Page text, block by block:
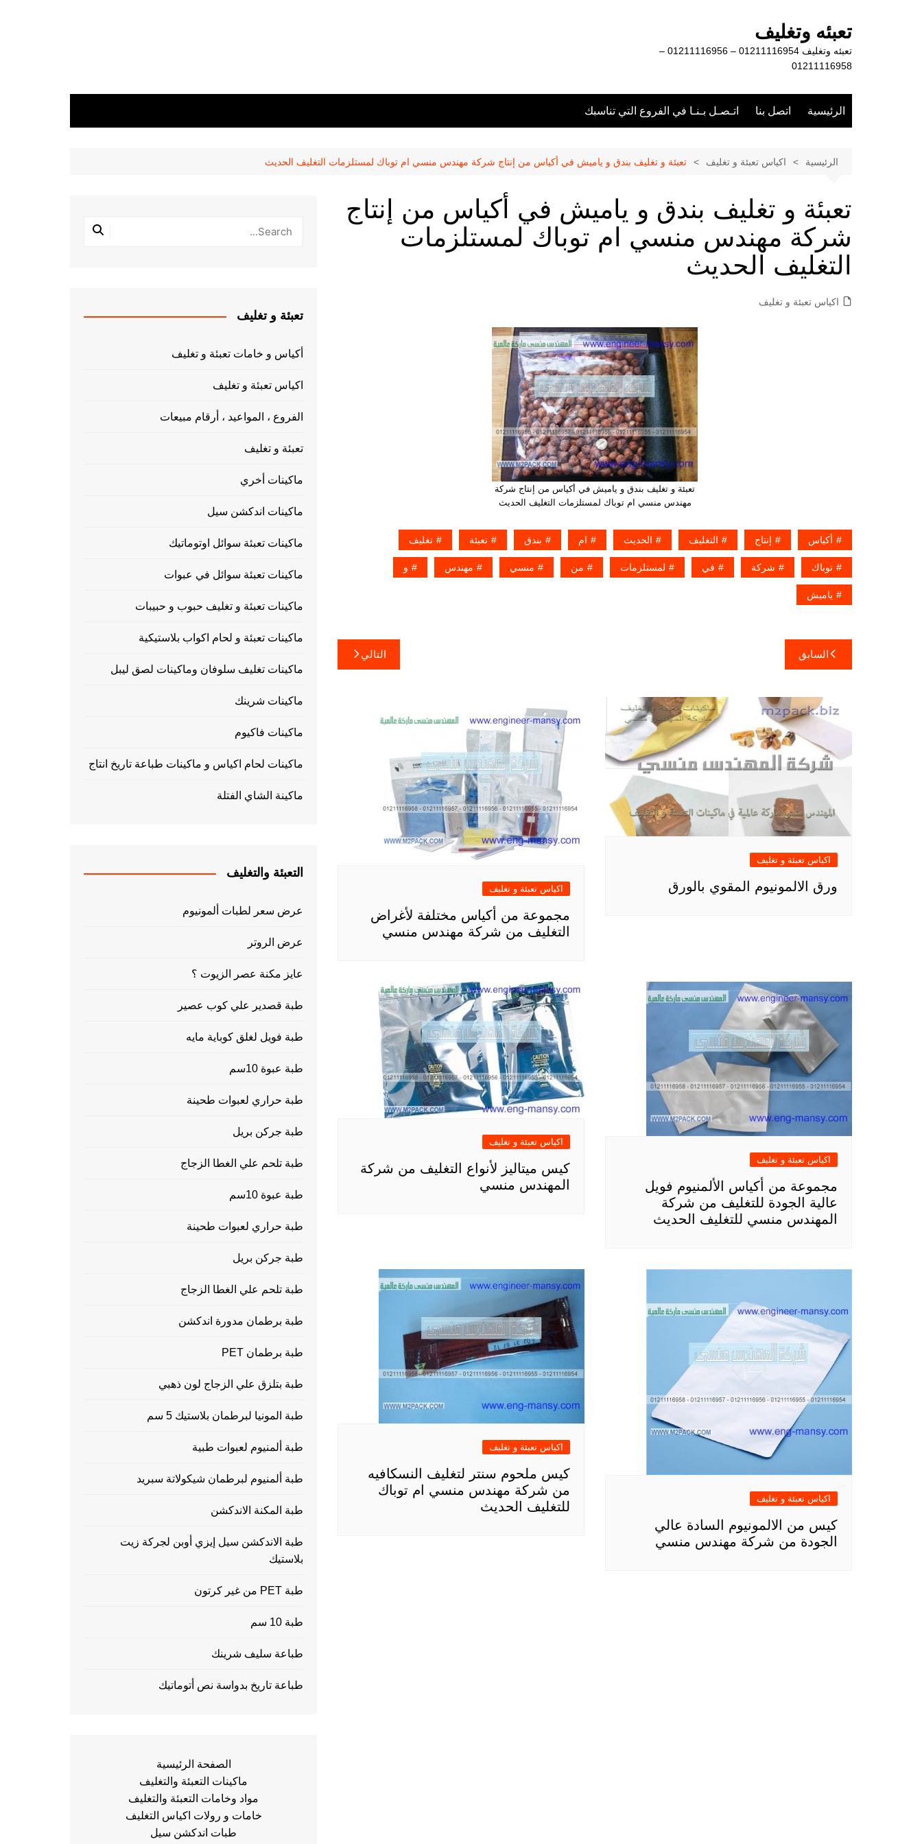
تعبئه وتغليف
تعبئه وتغليف 01211116954 – 01211116956 –
01211116958
الرئيسية اتصل بنا اتـصـل بـنـا في الفروع التي تناسبك
الرئيسية اكياس تعبئة و تغليف تعبئة و تغليف بندق و ياميش في أكياس من إنتاج شركة مهندس منسي ام توباك لمستلزمات التغليف الحديث
تعبئة و تغليف بندق و ياميش في أكياس من إنتاج
شركة مهندس منسي ام توباك لمستلزمات
التغليف الحديث
اكياس تعبئة و تغليف
تعبئة و تغليف بندق و ياميش في أكياس من إنتاج شركة
مهندس منسي ام توباك لمستلزمات التغليف الحديث
أكياس إنتاج التغليف الحديث ام بندق تعبئة تغليف
توباك شركة في لمستلزمات من منسي مهندس و
ياميش
تصفّح
المقالات
السابق التالي
اكياس تعبئة و تغليف
ورق الالمونيوم المقوي بالورق اكياس تعبئة و تغليف
مجموعة من أكياس مختلفة لأغراض
التغليف من شركة مهندس منسي
اكياس تعبئة و تغليف
مجموعة من أكياس الألمنيوم فويل
عالية الجودة للتغليف من شركة
المهندس منسي للتغليف الحديث
اكياس تعبئة و تغليف
كيس ميتاليز لأنواع التغليف من شركة
المهندس منسي
اكياس تعبئة و تغليف
كيس من الالمونيوم السادة عالي
الجودة من شركة مهندس منسي
اكياس تعبئة و تغليف
كيس ملحوم سنتر لتغليف النسكافيه
من شركة مهندس منسي ام توباك
للتغليف الحديث
تعبئة و تغليف
أكياس و خامات تعبئة و تغليف
اكياس تعبئة و تغليف
الفروع ، المواعيد ، أرقام مبيعات
تعبئة و تغليف
ماكينات أخري
ماكينات اندكشن سيل
ماكينات تعبئة سوائل اوتوماتيك
ماكينات تعبئة سوائل في عبوات
ماكينات تعبئة و تغليف حبوب و حبيبات
ماكينات تعبئة و لحام اكواب بلاستيكية
ماكينات تغليف سلوفان وماكينات لصق ليبل
ماكينات شرينك
ماكينات فاكيوم
ماكينات لحام اكياس و ماكينات طباعة تاريخ انتاج
ماكينة الشاي الفتلة
التعبئة والتغليف
عرض سعر لطبات ألمونيوم
عرض الروتر
عايز مكنة عصر الزيوت ؟
طبة قصدير علي كوب عصير
طبة فويل لغلق كوباية مايه
طبة عبوة 10سم
طبة حراري لعبوات طحينة
طبة جركن بريل
طبة تلحم علي الغطا الزجاج
طبة عبوة 10سم
طبة حراري لعبوات طحينة
طبة جركن بريل
طبة تلحم علي الغطا الزجاج
طبة برطمان مدورة اندكشن
طبة برطمان PET
طبة بتلزق علي الزجاج لون ذهبي
طبة المونيا لبرطمان بلاستيك 5 سم
طبة ألمنيوم لعبوات طبية
طبة ألمنيوم لبرطمان شيكولاتة سبريد
طبة المكنة الاندكشن
طبة الاندكشن سيل إيزي أوبن لجركة زيت
بلاستيك
طبة PET من غير كرتون
طبة 10 سم
طباعة سليف شرينك
طباعة تاريخ بدواسة نص أتوماتيك
الصفحة الرئيسية
ماكينات التعبئة والتغليف
مواد وخامات التعبئة والتغليف
خامات و رولات اكياس التغليف
طبات اندكشن سيل